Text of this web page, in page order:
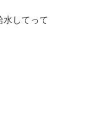
水してって